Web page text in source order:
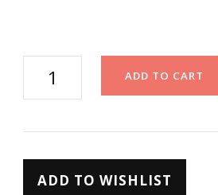
方
领
ADD TO CART
ADD TO WISHLIST